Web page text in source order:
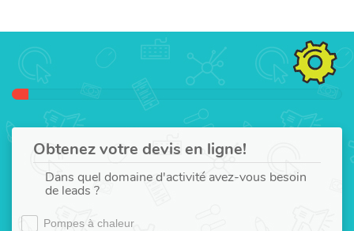
Obtenez votre devis en ligne!
Dans quel domaine d'activité avez-vous besoin
de leads ?
Pompes à chaleur